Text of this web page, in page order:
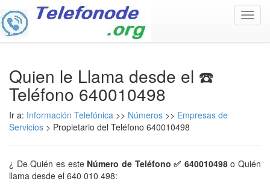
Quien le Llama desde el ☎️
Teléfono 640010498
Ir a: Información Telefónica >> Números >> Empresas de
Servicios > Propietario del Teléfono 640010498
¿ De Quién es este Número de Teléfono ✅ 640010498o Quién
llama desde el 640 010 498: